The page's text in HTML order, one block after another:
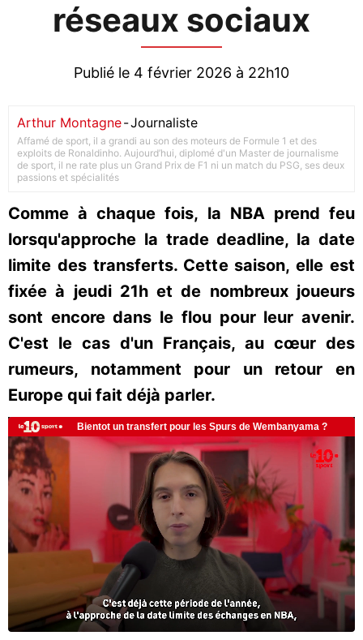
réseaux sociaux
Publié le 4 février 2026 à 22h10
Arthur Montagne-Journaliste
Affamé de sport, il a grandi au son des moteurs de Formule 1 et des
exploits de Ronaldinho. Aujourd’hui, diplomé d'un Master de journalisme
de sport, il ne rate plus un Grand Prix de F1 ni un match du PSG, ses deux
passions et spécialités
Comme à chaque fois, la NBA prend feu
lorsqu'approche la trade deadline, la date
limite des transferts. Cette saison, elle est
fixée à jeudi 21h et de nombreux joueurs
sont encore dans le flou pour leur avenir.
C'est le cas d'un Français, au cœur des
rumeurs, notamment pour un retour en
Europe qui fait déjà parler.